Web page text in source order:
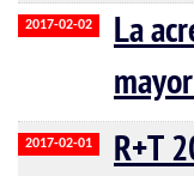
2017-02-02
La
2017-02-01
R+T